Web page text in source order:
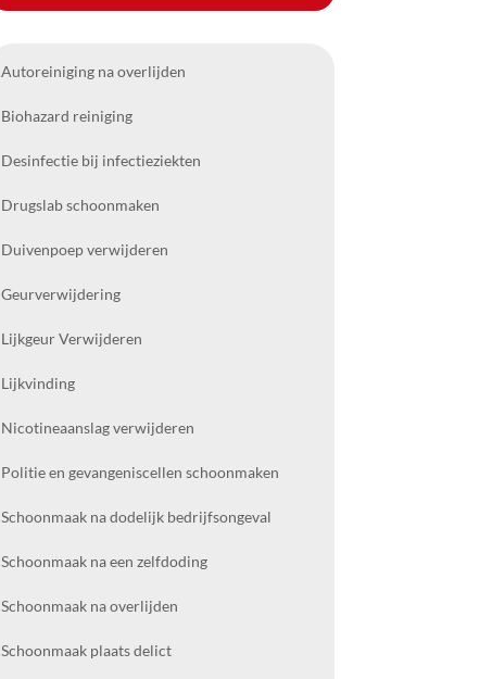
Autoreiniging na overlijden
Biohazard reiniging
Desinfectie bij infectieziekten
Drugslab schoonmaken
Duivenpoep verwijderen
Geurverwijdering
Lijkgeur Verwijderen
Lijkvinding
Nicotineaanslag verwijderen
Politie en gevangeniscellen schoonmaken
Schoonmaak na dodelijk bedrijfsongeval
Schoonmaak na een zelfdoding
Schoonmaak na overlijden
Schoonmaak plaats delict